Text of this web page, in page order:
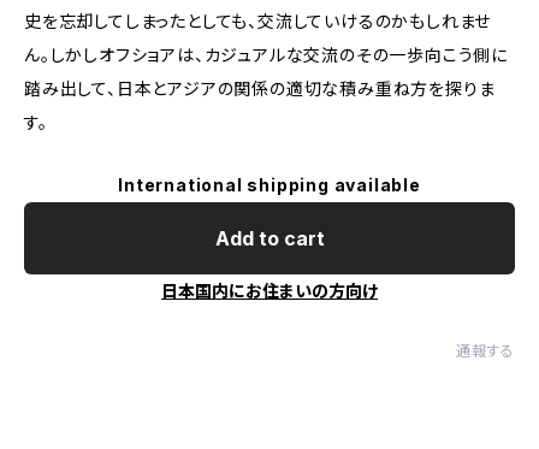
史を忘却してしまったとしても、交流していけるのかもしれませ
ん。しかしオフショアは、カジュアルな交流のその一歩向こう側に
踏み出して、日本とアジアの関係の適切な積み重ね方を探りま
す。
International shipping available
Add to cart
日本国内にお住まいの方向け
通報する